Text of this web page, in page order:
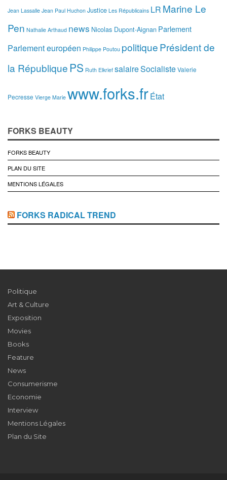
Jean Lassalle Jean Paul Huchon Justice Les Républicains LR Marine Le
Pen Nathalie Arthaud news Nicolas Dupont-Aignan Parlement
Parlement européen Philippe Poutou politiquePrésident de
la République PS Ruth Elkrief salaireSocialisteValerie
Pecresse Vierge Marie www.forks.frÉtat
FORKS BEAUTY
FORKS BEAUTY
PLAN DU SITE
MENTIONS LÉGALES
FORKS RADICAL TREND
Politique
Art & Culture
Exposition
Movies
Books
Feature
News
Consumerisme
Economie
Interview
Mentions Légales
Plan du Site